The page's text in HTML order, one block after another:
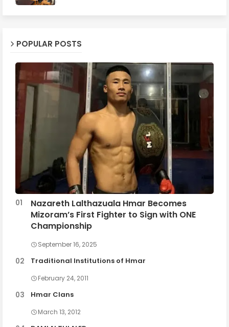
POPULAR POSTS
Nazareth Lalthazuala Hmar Becomes
Mizoram’s First Fighter to Sign with ONE
Championship
September 16, 2025
Traditional Institutions of Hmar
February 24, 2011
Hmar Clans
March 13, 2012